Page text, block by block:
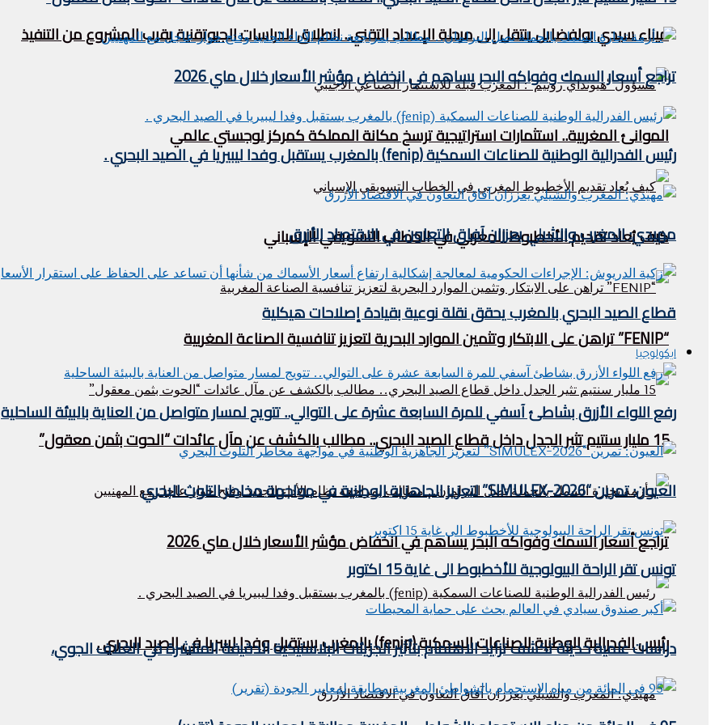
ميناء سيدي بولفضايل ينتقل إلى مرحلة الإعداد التقني.. انطلاق الدراسات الجيوتقنية يقرب المشروع من التنفيذ
الموانئ المغربية.. استثمارات استراتيجية ترسخ مكانة المملكة كمركز لوجستي عالمي
كيف يُعاد تقديم الأخطبوط المغربي في الخطاب التسويقي الإسباني
“FENIP” تراهن على الابتكار وتثمين الموارد البحرية لتعزيز تنافسية الصناعة المغربية
15 مليار سنتيم تثير الجدل داخل قطاع الصيد البحري.. مطالب بالكشف عن مآل عائدات “الحوت بثمن معقول”
تراجع أسعار السمك وفواكه البحر يساهم في انخفاض مؤشر الأسعار خلال ماي 2026
رئيس الفدرالية الوطنية للصناعات السمكية (fenip) بالمغرب يستقبل وفدا ليبيريا في الصيد البحري .
تراجع أسعار السمك وفواكه البحر يساهم في انخفاض مؤشر الأسعار خلال ماي 2026
رئيس الفدرالية الوطنية للصناعات السمكية (fenip) بالمغرب يستقبل وفدا ليبيريا في الصيد البحري .
مهيدي: المغرب والشيلي يعززان آفاق التعاون في الاقتصاد الأزرق
قطاع الصيد البحري بالمغرب يحقق نقلة نوعية بقيادة إصلاحات هيكلية
ايكولوجيا
رفع اللواء الأزرق بشاطئ آسفي للمرة السابعة عشرة على التوالي.. تتويج لمسار متواصل من العناية بالبيئة الساحلية
العيون: تمرين “SIMULEX-2026” لتعزيز الجاهزية الوطنية في مواجهة مخاطر التلوث البحري
تونس تقر الراحة البيولوجية للأخطبوط الى غاية 15 اكتوبر
دراسات علمية حديثة تكشف تزايد الاهتمام بتأثير الجزيئات البلاستيكية الدقيقة المنتشرة في الغلاف الجوي،